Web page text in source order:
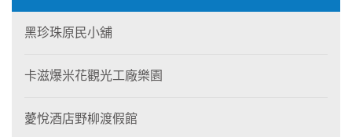
黑珍珠原民小舖
卡滋爆米花觀光工廠樂園
薆悅酒店野柳渡假館